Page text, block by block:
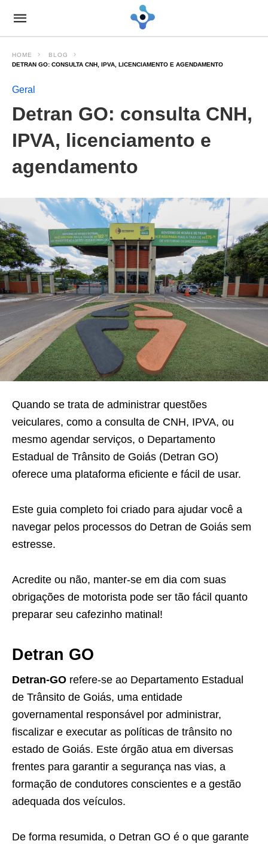
HOME
BLOG
DETRAN GO: CONSULTA CNH, IPVA, LICENCIAMENTO E AGENDAMENTO
Geral
Detran GO: consulta CNH,
IPVA, licenciamento e
agendamento
Quando se trata de administrar questões
veiculares, como a consulta de CNH, IPVA, ou
mesmo agendar serviços, o Departamento
Estadual de Trânsito de Goiás (Detran GO)
oferece uma plataforma eficiente e fácil de usar.
Este guia completo foi criado para ajudar você a
navegar pelos processos do Detran de Goiás sem
estresse.
Acredite ou não, manter-se em dia com suas
obrigações de motorista pode ser tão fácil quanto
preparar seu cafezinho matinal!
Detran GO
Detran-GO refere-se ao Departamento Estadual
de Trânsito de Goiás, uma entidade
governamental responsável por administrar,
fiscalizar e executar as políticas de trânsito no
estado de Goiás. Este órgão atua em diversas
frentes para garantir a segurança nas vias, a
formação de condutores conscientes e a gestão
adequada dos veículos.
De forma resumida, o Detran GO é o que garante